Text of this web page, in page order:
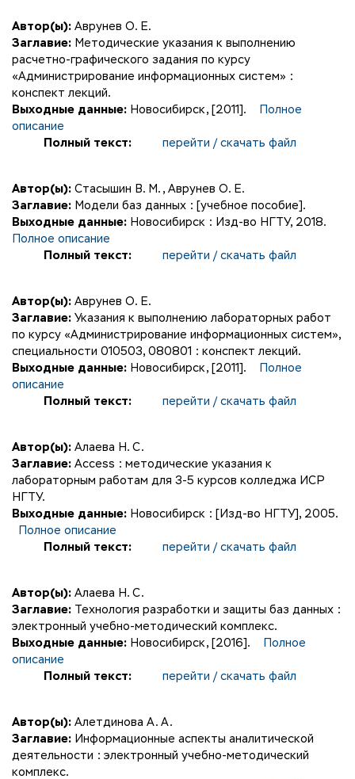
Автор(ы): Аврунев О. Е.
Заглавие: Методические указания к выполнению
расчетно-графического задания по курсу
«Администрирование информационных систем» :
конспект лекций.
Выходные данные: Новосибирск, [2011].
Полное
описание
Полный текст:
перейти / скачать файл
Автор(ы): Стасышин В. М. , Аврунев О. Е.
Заглавие: Модели баз данных : [учебное пособие].
Выходные данные: Новосибирск : Изд-во НГТУ, 2018.
Полное описание
Полный текст:
перейти / скачать файл
Автор(ы): Аврунев О. Е.
Заглавие: Указания к выполнению лабораторных работ
по курсу «Администрирование информационных систем»,
специальности 010503, 080801 : конспект лекций.
Выходные данные: Новосибирск, [2011].
Полное
описание
Полный текст:
перейти / скачать файл
Автор(ы): Алаева Н. С.
Заглавие: Access : методические указания к
лабораторным работам для 3-5 курсов колледжа ИСР
НГТУ.
Выходные данные: Новосибирск : [Изд-во НГТУ], 2005.
Полное описание
Полный текст:
перейти / скачать файл
Автор(ы): Алаева Н. С.
Заглавие: Технология разработки и защиты баз данных :
электронный учебно-методический комплекс.
Выходные данные: Новосибирск, [2016].
Полное
описание
Полный текст:
перейти / скачать файл
Автор(ы): Алетдинова А. А.
Заглавие: Информационные аспекты аналитической
деятельности : электронный учебно-методический
комплекс.